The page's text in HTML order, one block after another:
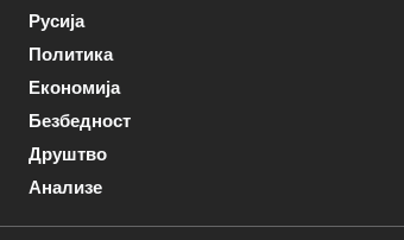
Русија
Политика
Економија
Безбедност
Друштво
Анализе